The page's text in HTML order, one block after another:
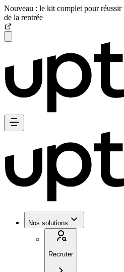
Nouveau : le kit complet pour réussir
de la rentrée
Nos solutions
Recruter